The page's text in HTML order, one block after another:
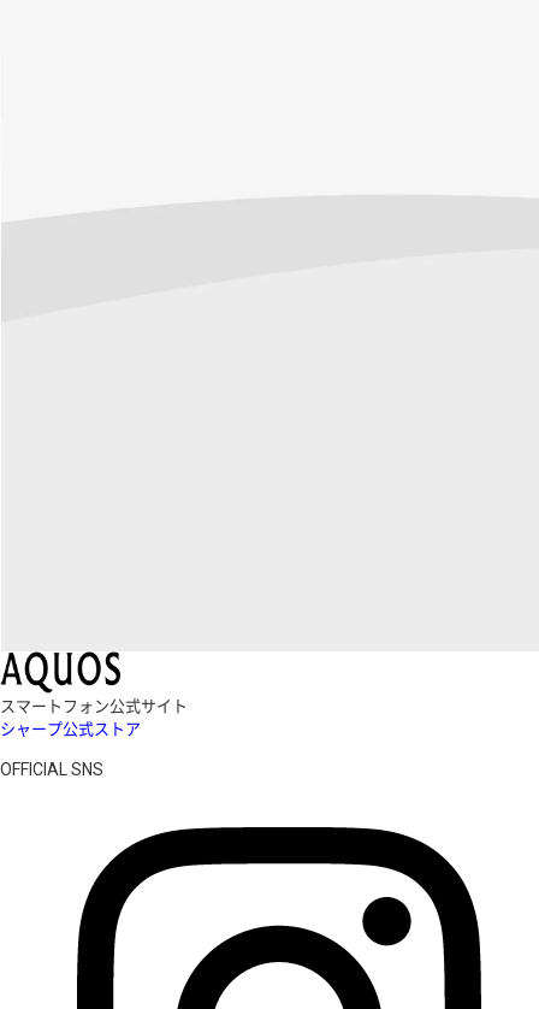
スマートフォン公式サイト
シャープ公式ストア
OFFICIAL SNS